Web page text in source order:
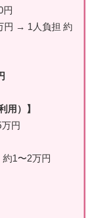
円
円 → 1人負担 約
用）】
円
約1〜2万円